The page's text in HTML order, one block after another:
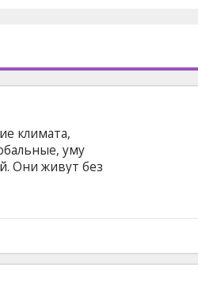
климата,
уму
Они живут без
во всей
Фильм на